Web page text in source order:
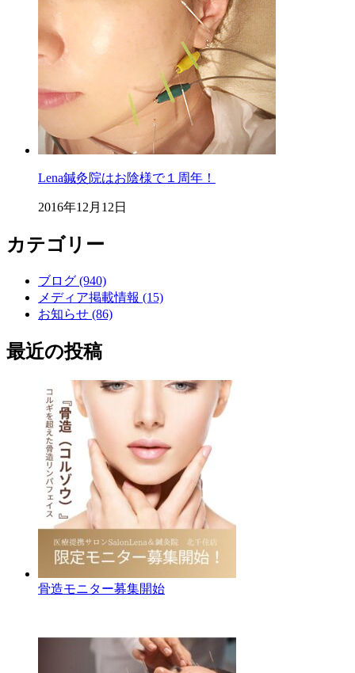
Lena鍼灸院はお陰様で１周年！
2016年12月12日
カテゴリー
ブログ (940)
メディア掲載情報 (15)
お知らせ (86)
最近の投稿
骨造モニター募集開始